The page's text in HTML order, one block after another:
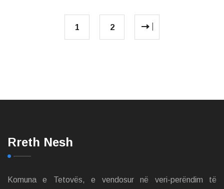
1 2
Rreth Nesh
Komuna e Tetovës, e vendosur në veri-perëndim të